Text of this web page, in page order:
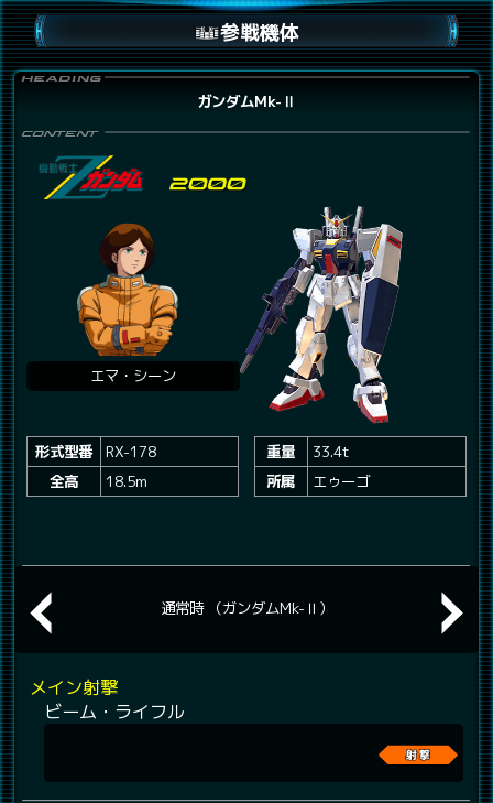
参戦機体
ガンダムMk-Ⅱ
エマ・シーン
形式型番
RX-178
全高
18.5m
重量
33.4t
所属
エゥーゴ
通常時 （ガンダムMk-Ⅱ）
メイン射撃
ビーム・ライフル